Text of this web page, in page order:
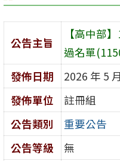
區
公告主旨
【高中部
過名單
發佈日期
2026 年 5
發佈單位
註冊組
公告類別
重要公告
公告等級
無